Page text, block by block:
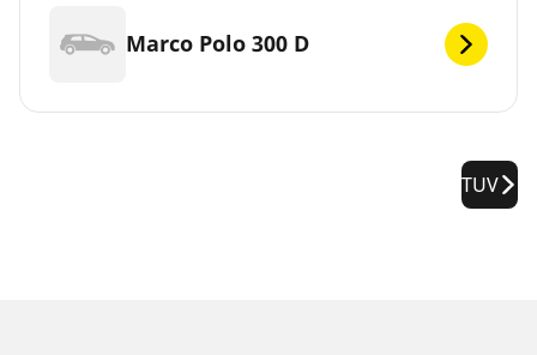
Marco Polo 300 D
TUV